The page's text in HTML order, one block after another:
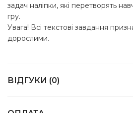
задач наліпки, які перетворять
гру.
Увага! Всі текстові завдання
дорослими.
ВІДГУКИ (0)